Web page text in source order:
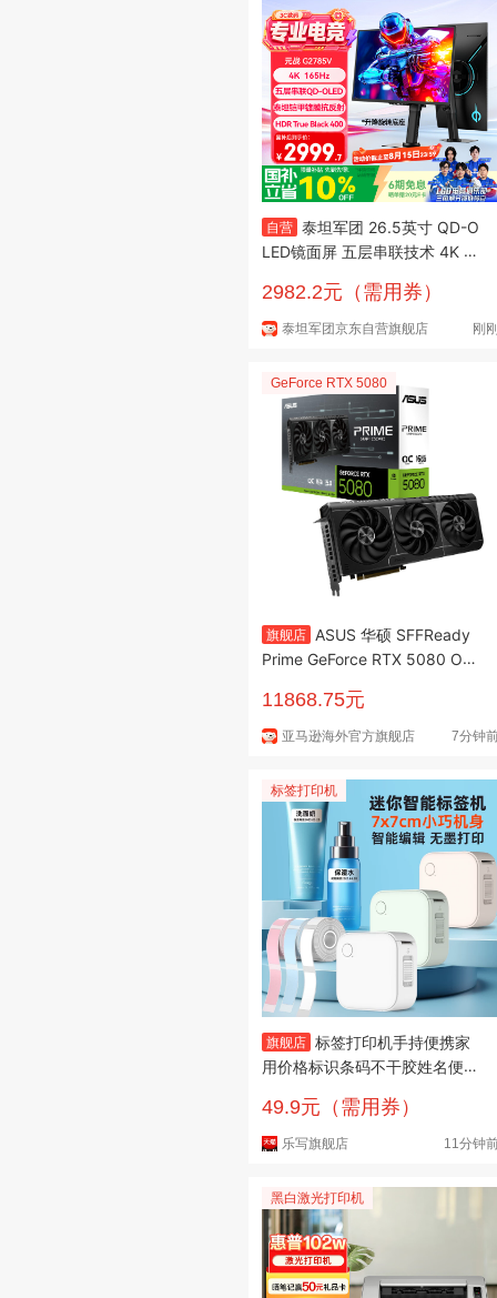
自营 泰坦军团 26.5英寸 QD-O
LED镜面屏 五层串联技术 4K 16
AI电竞显示器 G2785V
2982.2元（需用券）
泰坦军团京东自营旗舰店 刚
GeForce RTX 5080
旗舰店
ASUS 华硕 SFFReady
Prime GeForce RTX 5080 OC
11868.75元
亚马逊海外官方旗舰店 7分钟
标签打印机
旗舰店 标签打印机手持便携家
用价格标识条码不干胶姓名便利
49.9元（需用券）
乐写旗舰店 11分钟
黑白激光打印机